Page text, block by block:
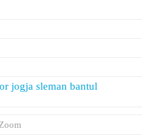
jogja sleman bantul